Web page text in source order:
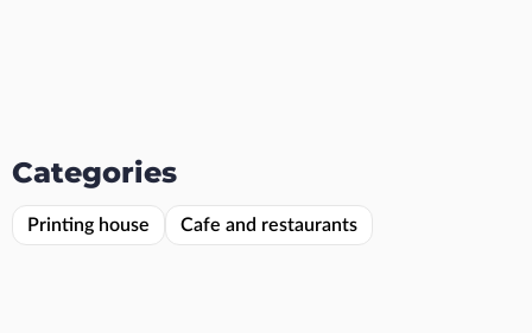
Categories
Printing house Cafe and restaurants